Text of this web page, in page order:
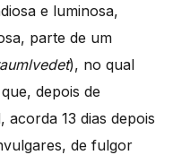
e luminosa,
parte de um
), no qual
depois de
13 dias depois
de fulgor